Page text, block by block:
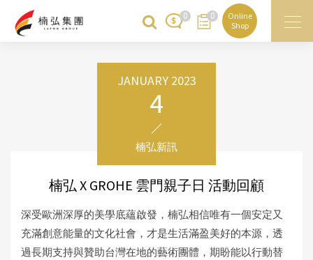
0 0
Online
Shop
JANUARY 2023
4
楠弘新訊
楠弘 X GROHE 雲門親子日 活動回顧
深受歐洲深厚的美學底蘊啟發，楠弘相信唯有一個安定又
充滿創意能量的文化社會，才是生活滿盈美好的本源，透
過長期支持與贊助台灣在地的藝術團體，期盼能以行動替